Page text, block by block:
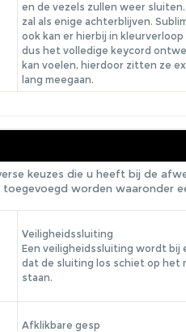
en de vezels zullen weer
zal als enige achterblijven.
ook kan er hierbij in
dus het volledige keycord
kan voelen, hierdoor zitten ze
lang meegaan.
keuzes die u heeft bij de
worden waaronder
Veiligheidssluiting
Een veiligheidssluiting wordt bij
dat de sluiting los schiet op het
staan.
Afklikbare gesp